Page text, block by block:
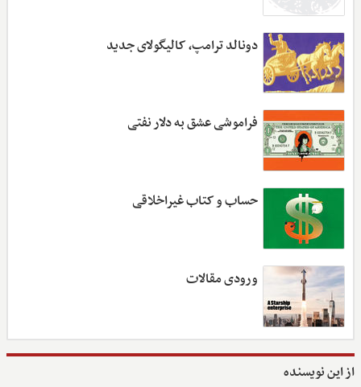
دونالد ترامپ، کالیگولای جدید
فراموشی عشق به دلار نفتی
حساب و کتاب غیراخلاقی
ورودی مقالات
از این نویسنده